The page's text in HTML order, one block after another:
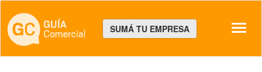
SUMÁ TU EMPRESA